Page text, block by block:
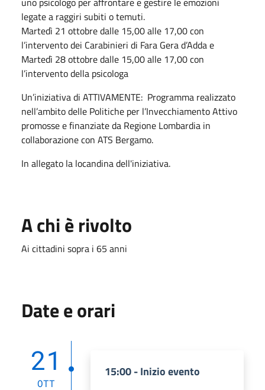
legate a raggiri subiti o temuti.
Martedì 21 ottobre dalle 15,00 alle 17,00 con
l’intervento dei Carabinieri di Fara Gera d’Adda e
Martedì 28 ottobre dalle 15,00 alle 17,00 con
l’intervento della psicologa
Un’iniziativa di ATTIVAMENTE: Programma realizzato
nell’ambito delle Politiche per l’Invecchiamento Attivo
promosse e finanziate da Regione Lombardia in
collaborazione con ATS Bergamo.
In allegato la locandina dell'iniziativa.
A chi è rivolto
Ai cittadini sopra i 65 anni
Date e orari
21
OTT
15:00 - Inizio evento